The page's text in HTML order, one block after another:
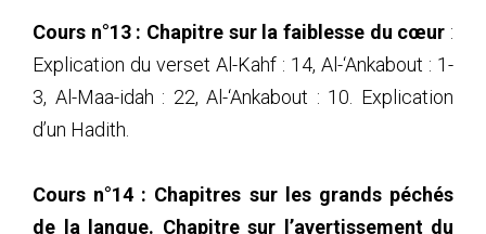
Cours n°13 : Chapitre sur la faiblesse du cœur :
Explication du verset Al-Kahf : 14, Al-‘Ankabout : 1-
3, Al-Maa-idah : 22, Al-‘Ankabout : 10. Explication
d’un Hadith.
Cours n°14 : Chapitres sur les grands péchés
de la langue. Chapitre sur l’avertissement du